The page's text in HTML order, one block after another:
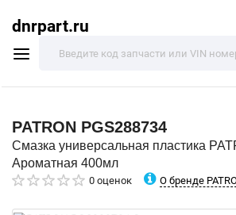
dnrpart.ru
PATRON PGS288734
Смазка универсальная пластика
Ароматная 400мл
0 оценок О бренде